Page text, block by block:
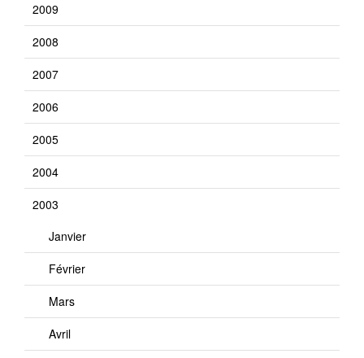
2009
2008
2007
2006
2005
2004
2003
Janvier
Février
Mars
Avril